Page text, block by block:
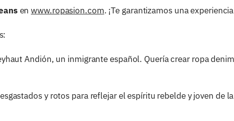
enwww.ropasion.com. ¡Te garantizamos una
Andión, un inmigrante español. Quería crear ropa
y rotos para reflejar el espíritu rebelde y joven de